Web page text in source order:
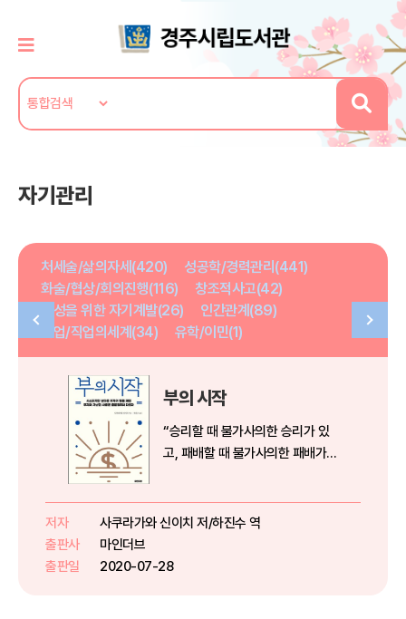
자기관리
처세술/삶의자세(420)
성공학/경력관리(441)
화술/협상/회의진행(116)
창조적사고(42)
여성을 위한 자기계발(26)
인간관계(89)
취업/직업의세계(34)
유학/이민(1)
부의 시작
“승리할 때 불가사의한 승리가 있
고, 패배할 때 불가사의한 패배가
는 이해할 수 없는 일이 일어난다.”
른지 생각습관, 행동습관, ...
저자
사쿠라가와 신이치 저/하진수 역
출판사
마인더브
출판일
2020-07-28